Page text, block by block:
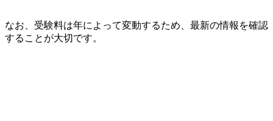
なお、受験料は年によって変動するため、最新の情報を確認
することが大切です。